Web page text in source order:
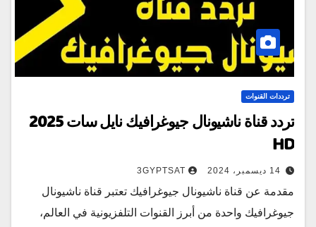
ترددات القنوات
تردد قناة ناشيونال جيوغرافيك نايل سات 2025
HD
14 ديسمبر، 2024 3GYPTSAT
مقدمة عن قناة ناشيونال جيوغرافيك تعتبر قناة ناشيونال
جيوغرافيك واحدة من أبرز القنوات التلفزيونية في العالم،